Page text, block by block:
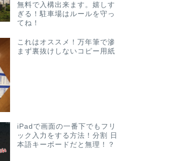
無料で入構出来ます。嬉しす
ぎる！駐車場はルールを守っ
てね！
これはオススメ！万年筆で滲
まず裏抜けしないコピー用紙
iPadで画面の一番下でもフリ
ック入力をする方法！分割 日
本語キーボードだと無理！？